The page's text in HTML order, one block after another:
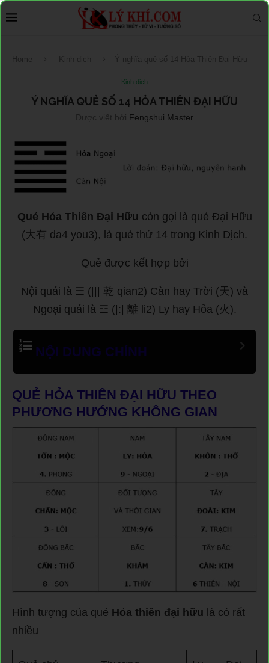
Home Kinh dịch Ý nghĩa quẻ số 14 Hỏa Thiên Đại Hữu
Kinh dịch
Ý NGHĨA QUẺ SỐ 14 HỎA THIÊN ĐẠI HỮU
Được viết bởi Fengshui Master
Quẻ Hỏa Thiên Đại Hữu còn gọi là quẻ Đại Hữu
(大有 da4 you3), là quẻ thứ 14 trong Kinh Dịch.
Quẻ được kết hợp bởi
Nội quái là ☰ (||| 乾 qian2) Càn hay Trời (天) và
Ngoại quái là ☲ (|:| 離 li2) Ly hay Hỏa (火).
NỘI DUNG CHÍNH
QUẺ HỎA THIÊN ĐẠI HỮU THEO
PHƯƠNG HƯỚNG KHÔNG GIAN
Hình tượng của quẻ Hỏa thiên đại hữu là có rất
nhiều